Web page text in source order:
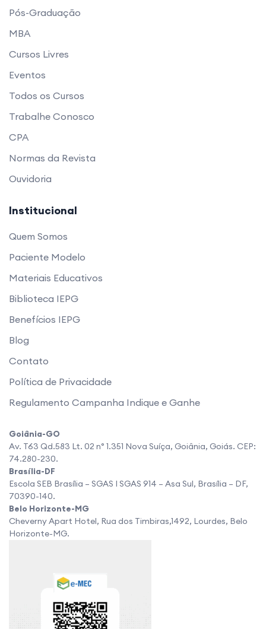
Pós-Graduação
MBA
Cursos Livres
Eventos
Todos os Cursos
Trabalhe Conosco
CPA
Normas da Revista
Ouvidoria
Institucional
Quem Somos
Paciente Modelo
Materiais Educativos
Biblioteca IEPG
Benefícios IEPG
Blog
Contato
Política de Privacidade
Regulamento Campanha Indique e Ganhe
Goiânia-GO
Av. T63 Qd.583 Lt. 02 n° 1.351 Nova Suíça, Goiânia, Goiás. CEP:
74.280-230.
Brasília-DF
Escola SEB Brasília – SGAS I SGAS 914 – Asa Sul, Brasília – DF,
70390-140.
Belo Horizonte-MG
Cheverny Apart Hotel, Rua dos Timbiras,1492, Lourdes, Belo
Horizonte-MG.